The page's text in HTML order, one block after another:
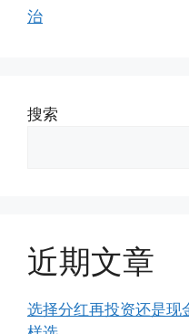
治
搜索
近期文章
选择分红再投资还是现